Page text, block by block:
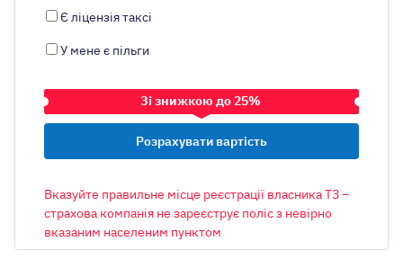
Є ліцензія таксі
У мене є пільги
Зі знижкою до 25%
ОБ’ЄМ ДВИГУНА
Вказуйте правильне місце реєстрації власника ТЗ –
страхова компанія не зареєструє поліс з невірно
вказаним населеним пунктом